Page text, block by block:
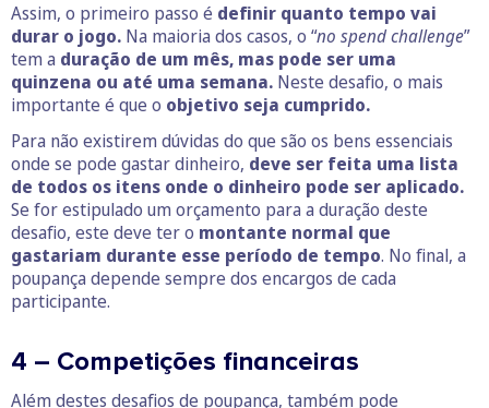
Assim, o primeiro passo é definir quanto tempo vai
durar o jogo. Na maioria dos casos, o “no spend challenge”
tem a duração de um mês, mas pode ser uma
quinzena ou até uma semana. Neste desafio, o mais
importante é que o objetivo seja cumprido.
Para não existirem dúvidas do que são os bens essenciais
onde se pode gastar dinheiro, deve ser feita uma lista
de todos os itens onde o dinheiro pode ser aplicado.
Se for estipulado um orçamento para a duração deste
desafio, este deve ter o montante normal que
gastariam durante esse período de tempo. No final, a
poupança depende sempre dos encargos de cada
participante.
4 – Competições financeiras
Além destes desafios de poupança, também pode